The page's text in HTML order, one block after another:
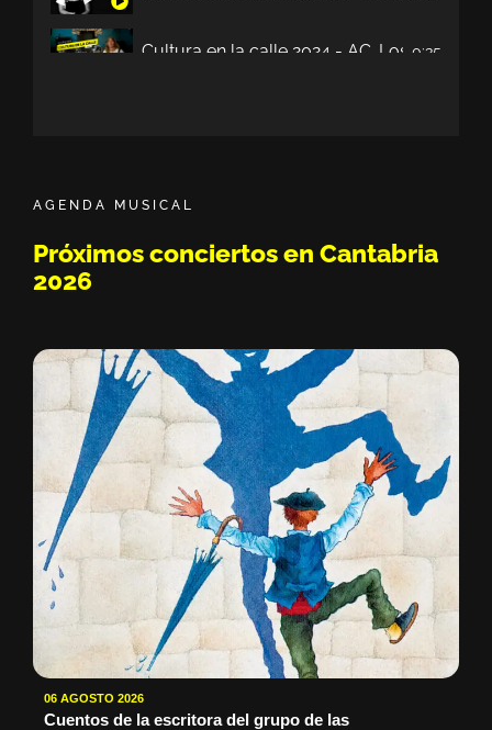
Cultura en la calle 2024 - AC. Los Bancos
0:35
AGENDA MUSICAL
Próximos conciertos en Cantabria
2026
06 AGOSTO 2026
Cuentos de la escritora del grupo de las